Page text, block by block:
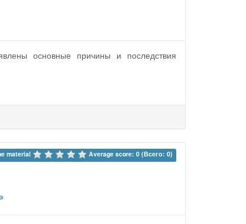
основные причины и последствия
material Average score: 0 (Всего: 0)